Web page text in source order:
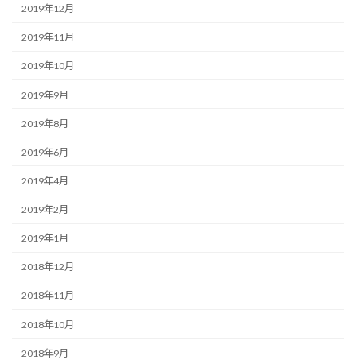
2019年12月
2019年11月
2019年10月
2019年9月
2019年8月
2019年6月
2019年4月
2019年2月
2019年1月
2018年12月
2018年11月
2018年10月
2018年9月